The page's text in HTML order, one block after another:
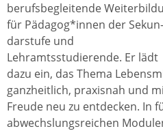
berufsbegleitende
für Pädagog*innen der Sekun­
darstufe und
Lehramtsstudierende. Er lädt
dazu ein, das Thema
ganzheitlich, praxisnah und
Freude neu zu entdecken. In
abwechslungsreichen